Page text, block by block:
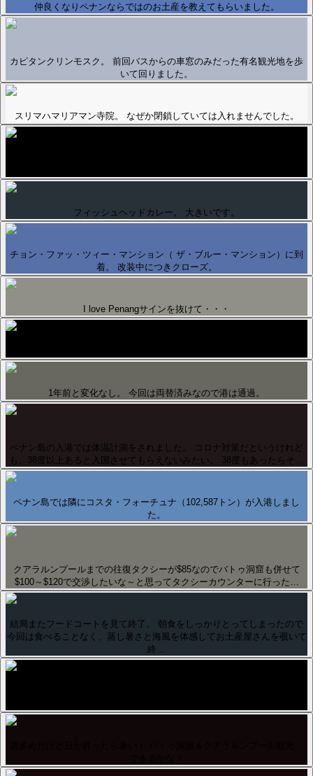
仲良くなりペナンならではのお土産を教えてもらいました。
カピタンクリンモスク。 前回バスからの車窓のみだった有名観光地を歩
いて回りました。
スリマハマリアマン寺院。 なぜか閉鎖していては入れませんでした。
フィッシュヘッドカレー。 大きいです。
チョン・ファッ・ツィー・マンション（ ザ・ブルー・マンション）に到
着。 改装中につきクローズ。
I love Penangサインを抜けて・・・
1年前と変化なし。 今回は両替済みなので港は通過。
ペナン島の入港では体温計測をされました。 コロナ対策だというけれど
も、38度以上あると入国させてもらえないみたい。 38度もあったらそ…
ペナン島では隣にコスタ・フォーチュナ（102,587トン）が入港しまし
た。
クアラルンプールまでの往復タクシーが$85なのでバトゥ洞窟も併せて
$100～$120で交渉したいな～と思ってタクシーカウンターに行った…
結局またフードコートを見て終了。 朝食をしっかりとってしまったので
今回は食べることなく、蒸し暑さと海風を体感してお土産屋さんを覗いて
終…